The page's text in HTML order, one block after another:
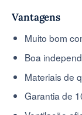
Vantagens
Muito bom
Boa
Materiais de
Garantia de